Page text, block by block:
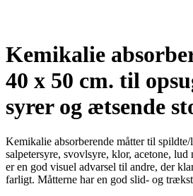
Kemikalie
40 x 50 cm. til
syrer og ætsende
Kemikalie absorberende måtter til
salpetersyre, svovlsyre, klor, acetone,
er en god visuel advarsel til andre, der
farligt. Måtterne har en god slid- og